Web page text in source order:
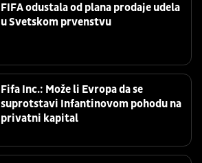
FIFA odustala od plana prodaje udela
u Svetskom prvenstvu
Fifa Inc.: Može li Evropa da se
suprotstavi Infantinovom pohodu na
privatni kapital